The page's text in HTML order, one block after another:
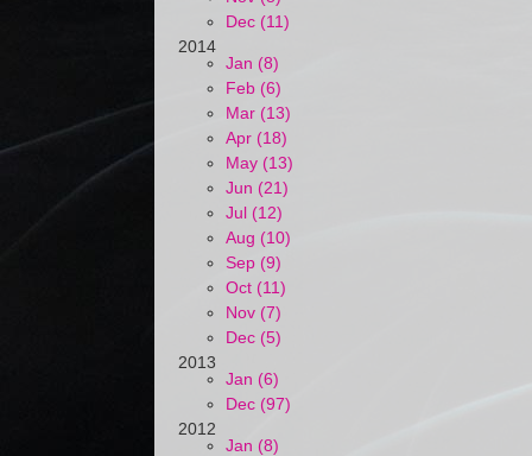
Dec (11)
2014
Jan (8)
Feb (6)
Mar (13)
Apr (18)
May (13)
Jun (21)
Jul (12)
Aug (10)
Sep (9)
Oct (11)
Nov (7)
Dec (5)
2013
Jan (6)
Dec (97)
2012
Jan (8)